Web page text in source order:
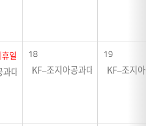
로싱 그라운드>
일
대학교 협력전시 <크로싱 그라운드>
18
KF–조지아공과대학교 협력전
19
KF–조지